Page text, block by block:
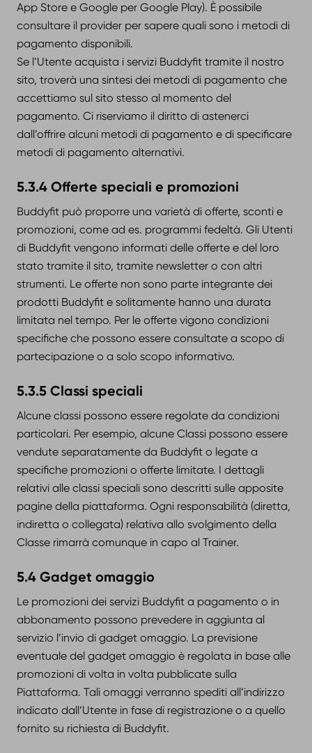
App Store e Google per Google Play). È possibile
consultare il provider per sapere quali sono i metodi di
pagamento disponibili.
Se l’Utente acquista i servizi Buddyfit tramite il nostro
sito, troverà una sintesi dei metodi di pagamento che
accettiamo sul sito stesso al momento del
pagamento. Ci riserviamo il diritto di astenerci
dall’offrire alcuni metodi di pagamento e di specificare
metodi di pagamento alternativi.
5.3.4 Offerte speciali e promozioni
Buddyfit può proporre una varietà di offerte, sconti e
promozioni, come ad es. programmi fedeltà. Gli Utenti
di Buddyfit vengono informati delle offerte e del loro
stato tramite il sito, tramite newsletter o con altri
strumenti. Le offerte non sono parte integrante dei
prodotti Buddyfit e solitamente hanno una durata
limitata nel tempo. Per le offerte vigono condizioni
specifiche che possono essere consultate a scopo di
partecipazione o a solo scopo informativo.
5.3.5 Classi speciali
Alcune classi possono essere regolate da condizioni
particolari. Per esempio, alcune Classi possono essere
vendute separatamente da Buddyfit o legate a
specifiche promozioni o offerte limitate. I dettagli
relativi alle classi speciali sono descritti sulle apposite
pagine della piattaforma. Ogni responsabilità (diretta,
indiretta o collegata) relativa allo svolgimento della
Classe rimarrà comunque in capo al Trainer.
5.4 Gadget omaggio
Le promozioni dei servizi Buddyfit a pagamento o in
abbonamento possono prevedere in aggiunta al
servizio l’invio di gadget omaggio. La previsione
eventuale del gadget omaggio è regolata in base alle
promozioni di volta in volta pubblicate sulla
Piattaforma. Tali omaggi verranno spediti all’indirizzo
indicato dall’Utente in fase di registrazione o a quello
fornito su richiesta di Buddyfit.